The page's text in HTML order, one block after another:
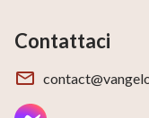
Contattaci